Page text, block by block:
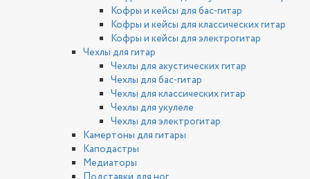
Кофры и кейсы для бас-гитар
Кофры и кейсы для классических гитар
Кофры и кейсы для электрогитар
Чехлы для гитар
Чехлы для акустических гитар
Чехлы для бас-гитар
Чехлы для классических гитар
Чехлы для укулеле
Чехлы для электрогитар
Камертоны для гитары
Каподастры
Медиаторы